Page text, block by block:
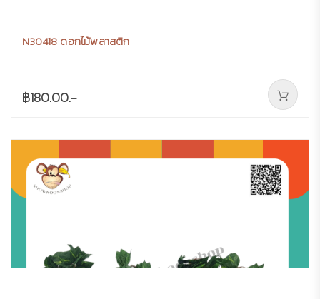
N30418 ดอกไม้พลาสติก
฿180.00.-